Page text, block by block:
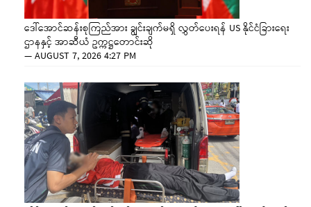
ဒေါ်အောင်ဆန်းစုကြည်အား ချွင်းချက်မရှိ လွှတ်ပေးရန် US နိုင်ငံခြားရေး
ဌာနနှင့် အာဆီယံ ဥက္ကဋ္ဌတောင်းဆို
—AUGUST 7, 2026 4:27 PM